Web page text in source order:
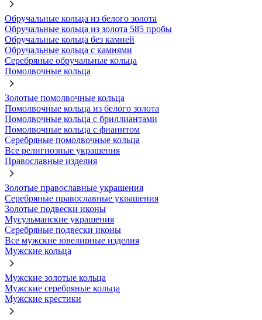
Обручальные кольца из белого золота
Обручальные кольца из золота 585 пробы
Обручальные кольца без камней
Обручальные кольца с камнями
Серебряные обручальные кольца
Помолвочные кольца
Золотые помолвочные кольца
Помолвочные кольца из белого золота
Помолвочные кольца с бриллиантами
Помолвочные кольца с фианитом
Серебряные помолвочные кольца
Все религиозные украшения
Православные изделия
Золотые православные украшения
Серебряные православные украшения
Золотые подвески иконы
Мусульманские украшения
Серебряные подвески иконы
Все мужские ювелирные изделия
Мужские кольца
Мужские золотые кольца
Мужские серебряные кольца
Мужские крестики